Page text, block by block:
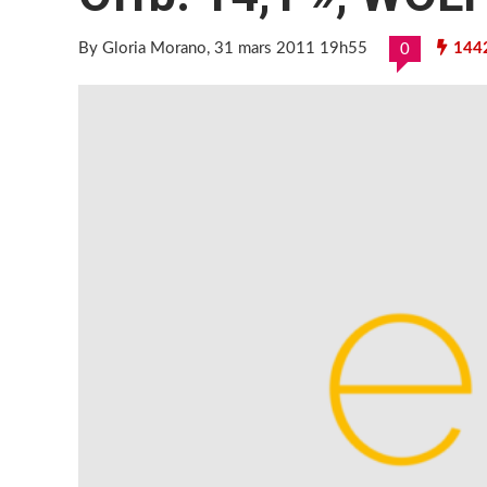
By Gloria Morano, 31 mars 2011 19h55 0